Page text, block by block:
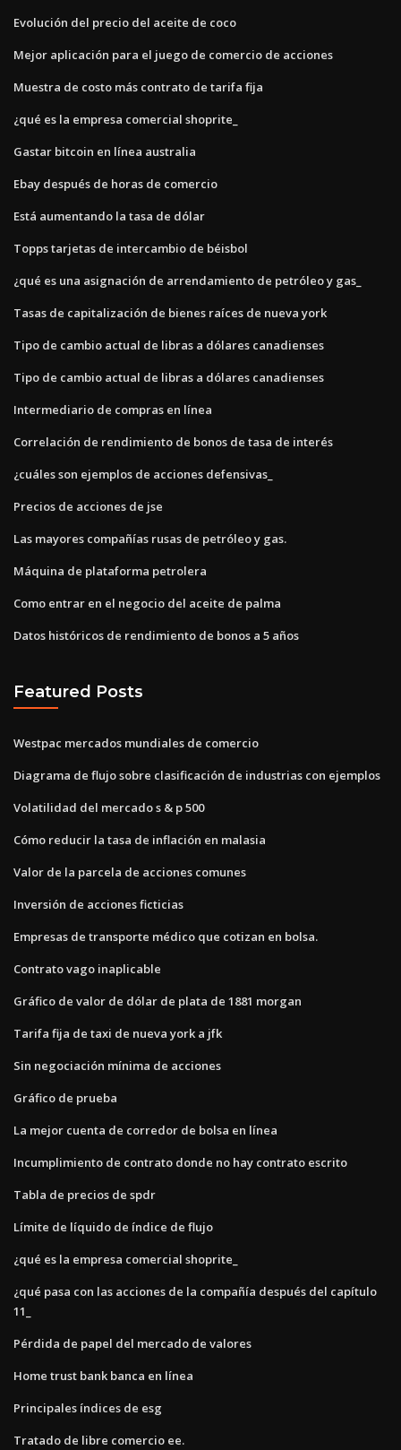
Evolución del precio del aceite de coco
Mejor aplicación para el juego de comercio de acciones
Muestra de costo más contrato de tarifa fija
¿qué es la empresa comercial shoprite_
Gastar bitcoin en línea australia
Ebay después de horas de comercio
Está aumentando la tasa de dólar
Topps tarjetas de intercambio de béisbol
¿qué es una asignación de arrendamiento de petróleo y gas_
Tasas de capitalización de bienes raíces de nueva york
Tipo de cambio actual de libras a dólares canadienses
Tipo de cambio actual de libras a dólares canadienses
Intermediario de compras en línea
Correlación de rendimiento de bonos de tasa de interés
¿cuáles son ejemplos de acciones defensivas_
Precios de acciones de jse
Las mayores compañías rusas de petróleo y gas.
Máquina de plataforma petrolera
Como entrar en el negocio del aceite de palma
Datos históricos de rendimiento de bonos a 5 años
Featured Posts
Westpac mercados mundiales de comercio
Diagrama de flujo sobre clasificación de industrias con ejemplos
Volatilidad del mercado s & p 500
Cómo reducir la tasa de inflación en malasia
Valor de la parcela de acciones comunes
Inversión de acciones ficticias
Empresas de transporte médico que cotizan en bolsa.
Contrato vago inaplicable
Gráfico de valor de dólar de plata de 1881 morgan
Tarifa fija de taxi de nueva york a jfk
Sin negociación mínima de acciones
Gráfico de prueba
La mejor cuenta de corredor de bolsa en línea
Incumplimiento de contrato donde no hay contrato escrito
Tabla de precios de spdr
Límite de líquido de índice de flujo
¿qué es la empresa comercial shoprite_
¿qué pasa con las acciones de la compañía después del capítulo
11_
Pérdida de papel del mercado de valores
Home trust bank banca en línea
Principales índices de esg
Tratado de libre comercio ee.